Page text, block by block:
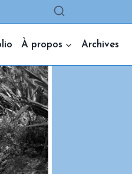
À propos Archives